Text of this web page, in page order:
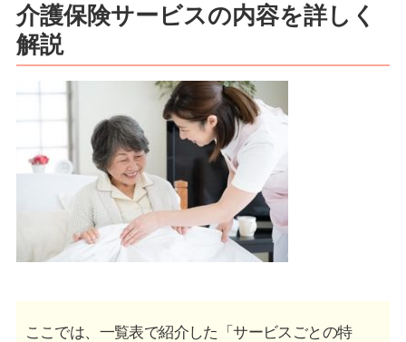
介護保険サービスの内容を詳しく
解説
ここでは、一覧表で紹介した「サービスごとの特